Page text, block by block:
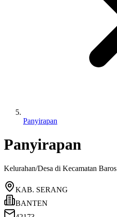
Panyirapan
Panyirapan
Kelurahan/Desa di Kecamatan Baros
KAB. SERANG
BANTEN